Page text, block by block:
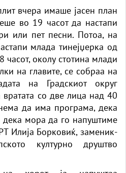
вчера имаше јасен план
во 19 часот да настапи
или пет песни. Потоа, на
млада тинејџерка од
околу стотина млади
на главите, се собраа на
на Градскиот округ
вратата со две лица над 40
да има програма, дека
мора да го напуштиме
Илија Борковиќ, заменик-
културно друштво